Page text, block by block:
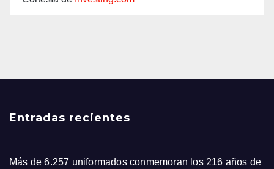
Entradas recientes
Más de 6.257 uniformados conmemoran los 216 años de